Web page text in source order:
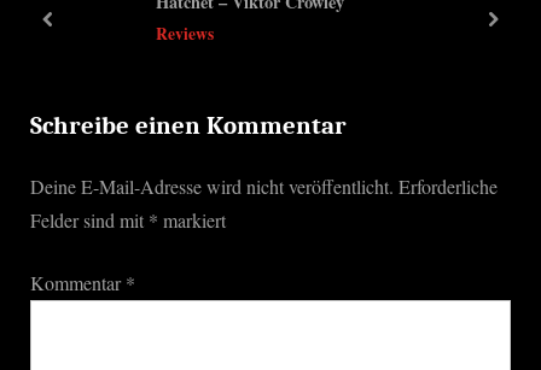
u
o
t
:
Reviews
prev next
Schreibe einen Kommentar
Deine E-Mail-Adresse wird nicht veröffentlicht. Erforderliche
Felder sind mit * markiert
Kommentar*